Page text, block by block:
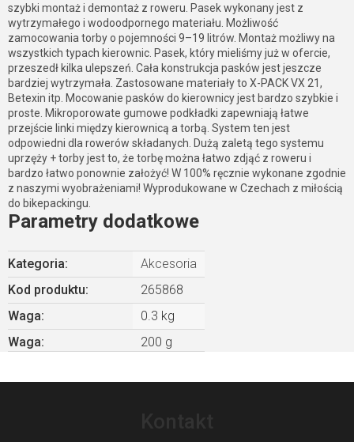
szybki montaż i demontaż z roweru. Pasek wykonany jest z
wytrzymałego i wodoodpornego materiału. Możliwość
zamocowania torby o pojemności 9–19 litrów. Montaż możliwy na
wszystkich typach kierownic. Pasek, który mieliśmy już w ofercie,
przeszedł kilka ulepszeń. Cała konstrukcja pasków jest jeszcze
bardziej wytrzymała. Zastosowane materiały to X-PACK VX 21,
Betexin itp. Mocowanie pasków do kierownicy jest bardzo szybkie i
proste. Mikroporowate gumowe podkładki zapewniają łatwe
przejście linki między kierownicą a torbą. System ten jest
odpowiedni dla rowerów składanych. Dużą zaletą tego systemu
uprzęży + torby jest to, że torbę można łatwo zdjąć z roweru i
bardzo łatwo ponownie założyć! W 100% ręcznie wykonane zgodnie
z naszymi wyobrażeniami! Wyprodukowane w Czechach z miłością
do bikepackingu.
Parametry dodatkowe
Kategoria:
Akcesoria
Kod produktu:
265868
Waga:
0.3 kg
Waga: 200 g